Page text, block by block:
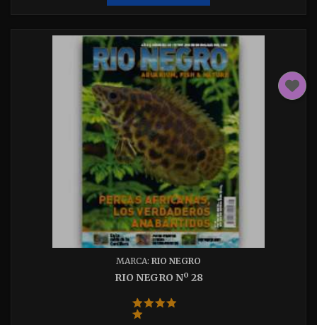
MARCA: RIO NEGRO
RIO NEGRO Nº 28